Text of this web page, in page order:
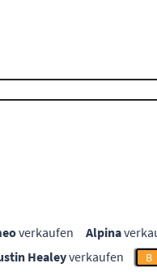
verkaufen Alpina
Healeyverkaufen B